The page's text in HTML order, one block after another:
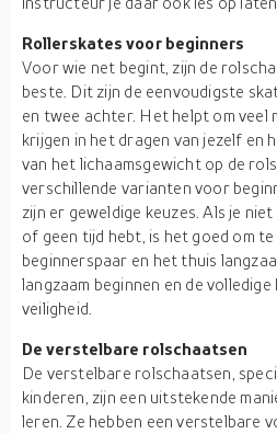
Rollerskates voor beginners
Voor wie net begint, zijn de
beste. Dit zijn de eenvoudigste
en twee achter. Het helpt om veel
krijgen in het dragen van jezelf en
van het lichaamsgewicht op de
verschillende varianten voor
zijn er geweldige keuzes. Als je
of geen tijd hebt, is het goed om
beginnerspaar en het thuis
langzaam beginnen en de
veiligheid.
De verstelbare rolschaatsen
De verstelbare rolschaatsen,
kinderen, zijn een uitstekende
leren. Ze hebben een verstelbare